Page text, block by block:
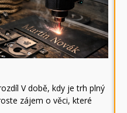
V době, kdy je trh plný
zájem o věci, které